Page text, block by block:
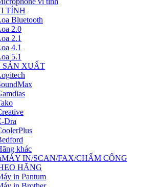
TÍNH
Bluetooth
2.0
2.1
4.1
5.1
SẢN XUẤT
Dra
khác
MÁY IN/SCAN/FAX/CHẤM CÔNG
HÃNG
in Pantum